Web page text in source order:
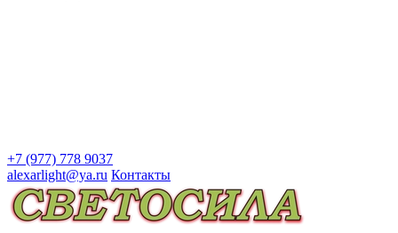
+7 (977) 778 9037
alexarlight@ya.ru Контакты